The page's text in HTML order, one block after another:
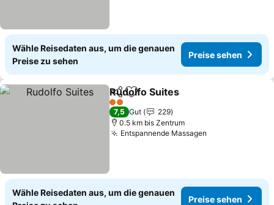
Wähle Reisedaten aus, um die genauen
Preise zu sehen
Preise sehen
TeilenZu Favoriten hinzufügen
Rudolfo Suites
2 Sterne
7,5 Gut
229
0.5 km bis Zentrum
Entspannende Massagen
Wähle Reisedaten aus, um die genauen
Preise sehen